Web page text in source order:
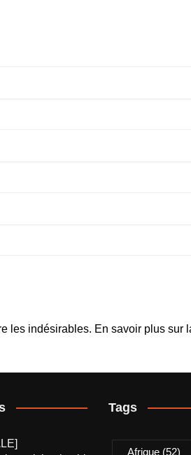
les indésirables. En savoir plus sur
Tags
Afrique(52)